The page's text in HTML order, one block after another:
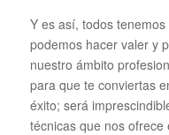
Y es así, todos
podemos hacer valer y
nuestro ámbito
para que te conviertas
éxito; será
técnicas que nos ofrece